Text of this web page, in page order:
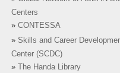
Centers
» CONTESSA
» Skills and Career
Center (SCDC)
»
The Handa Library